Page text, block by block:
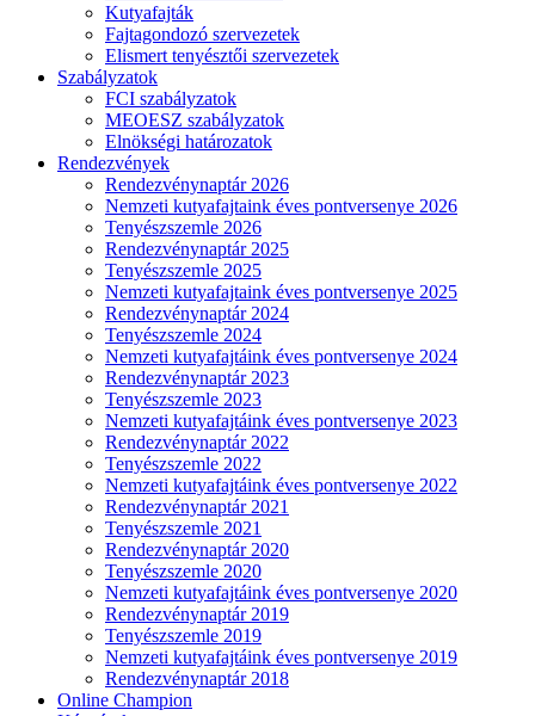
Kutyafajták
Fajtagondozó szervezetek
Elismert tenyésztői szervezetek
Szabályzatok
FCI szabályzatok
MEOESZ szabályzatok
Elnökségi határozatok
Rendezvények
Rendezvénynaptár 2026
Nemzeti kutyafajtaink éves pontversenye 2026
Tenyészszemle 2026
Rendezvénynaptár 2025
Tenyészszemle 2025
Nemzeti kutyafajtaink éves pontversenye 2025
Rendezvénynaptár 2024
Tenyészszemle 2024
Nemzeti kutyafajtáink éves pontversenye 2024
Rendezvénynaptár 2023
Tenyészszemle 2023
Nemzeti kutyafajtáink éves pontversenye 2023
Rendezvénynaptár 2022
Tenyészszemle 2022
Nemzeti kutyafajtáink éves pontversenye 2022
Rendezvénynaptár 2021
Tenyészszemle 2021
Rendezvénynaptár 2020
Tenyészszemle 2020
Nemzeti kutyafajtáink éves pontversenye 2020
Rendezvénynaptár 2019
Tenyészszemle 2019
Nemzeti kutyafajtáink éves pontversenye 2019
Rendezvénynaptár 2018
Online Champion